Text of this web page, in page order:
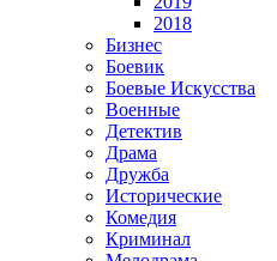
2018
Бизнес
Боевик
Боевые Искусства
Военные
Детектив
Драма
Дружба
Исторические
Комедия
Криминал